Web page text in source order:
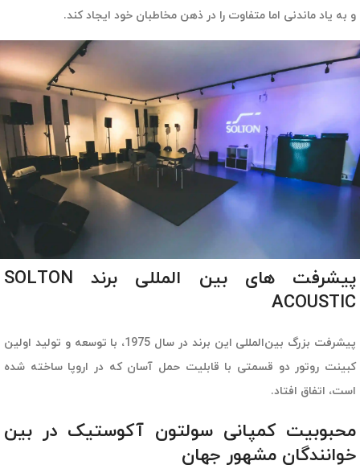
و به یاد ماندنی اما متفاوت را در ذهن مخاطبان خود ایجاد کند.
پیشرفت های بین المللی برند SOLTON
ACOUSTIC
پیشرفت بزرگ بین‌المللی این برند در سال 1975، با توسعه و تولید اولین
کبینت روتور دو قسمتی با قابلیت حمل آسان که در اروپا ساخته شده
است، اتفاق افتاد.
محبوبیت کمپانی سولتون آکوستیک در بین
خوانندگان مشهور جهان